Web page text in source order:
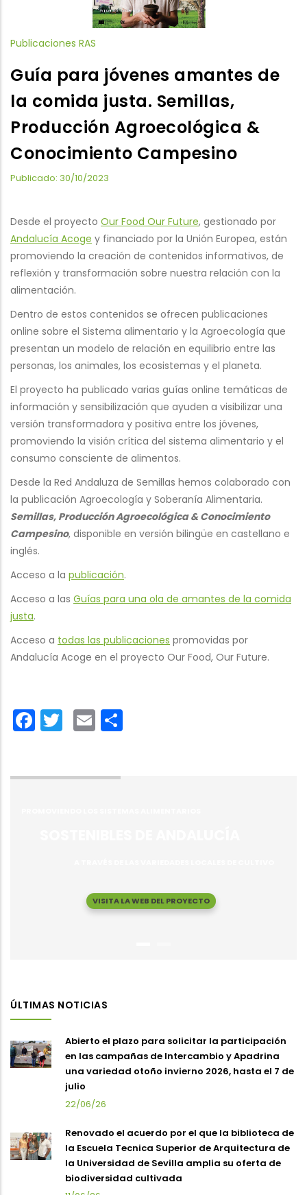
Publicaciones RAS
Guía para jóvenes amantes de
la comida justa. Semillas,
Producción Agroecológica &
Conocimiento Campesino
Publicado: 30/10/2023
Desde el proyecto Our Food Our Future, gestionado por
Andalucía Acoge y financiado por la Unión Europea, están
promoviendo la creación de contenidos informativos, de
reflexión y transformación sobre nuestra relación con la
alimentación.
Dentro de estos contenidos se ofrecen publicaciones
online sobre el Sistema alimentario y la Agroecología que
presentan un modelo de relación en equilibrio entre las
personas, los animales, los ecosistemas y el planeta.
El proyecto ha publicado varias guías online temáticas de
información y sensibilización que ayuden a visibilizar una
versión transformadora y positiva entre los jóvenes,
promoviendo la visión crítica del sistema alimentario y el
consumo consciente de alimentos.
Desde la Red Andaluza de Semillas hemos colaborado con
la publicación Agroecología y Soberanía Alimentaria.
Semillas, Producción Agroecológica & Conocimiento
Campesino, disponible en versión bilingüe en castellano e
inglés.
Acceso a la publicación.
Acceso a las Guías para una ola de amantes de la comida
justa.
Acceso a todas las publicaciones promovidas por
Andalucía Acoge en el proyecto Our Food, Our Future.
Facebook
Twitter
Email
VISITA LA WEB DEL PROYECTO
ÚLTIMAS NOTICIAS
Abierto el plazo para solicitar la participación
en las campañas de Intercambio y Apadrina
una variedad otoño invierno 2026, hasta el 7 de
julio
22/06/26
Renovado el acuerdo por el que la biblioteca de
la Escuela Tecnica Superior de Arquitectura de
la Universidad de Sevilla amplia su oferta de
biodiversidad cultivada